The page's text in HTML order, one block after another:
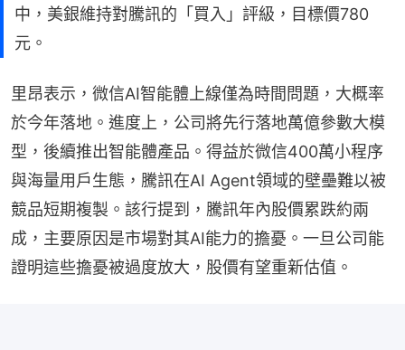
中，美銀維持對騰訊的「買入」評級，目標價780
元。
里昂表示，微信AI智能體上線僅為時間問題，大概率
於今年落地。進度上，公司將先行落地萬億參數大模
型，後續推出智能體產品。得益於微信400萬小程序
與海量用戶生態，騰訊在AI Agent領域的壁壘難以被
競品短期複製。該行提到，騰訊年內股價累跌約兩
成，主要原因是市場對其AI能力的擔憂。一旦公司能
證明這些擔憂被過度放大，股價有望重新估值。